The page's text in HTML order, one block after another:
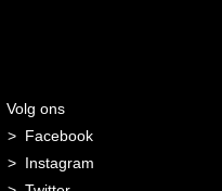
Volg ons
Facebook
Instagram